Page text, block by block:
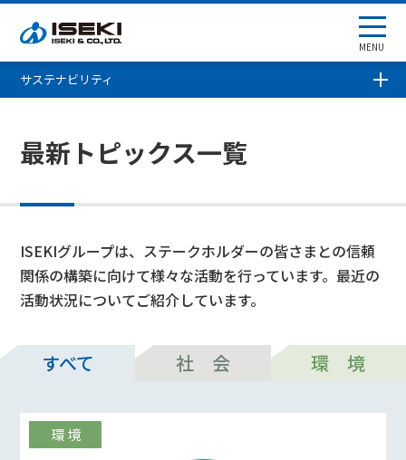
MENU
最新トピックス一覧
サステナビリティ
ISEKIグループは、ステークホルダーの皆さまとの信頼
関係の構築に向けて様々な活動を行っています。最近の
活動状況についてご紹介しています。
すべて 社 会 環 境